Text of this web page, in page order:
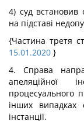
4) суд
на підставі
{Частина третя
15.01.2020 }
4. Справа
апеляційної
процесуального
інших випадках
інстанції.